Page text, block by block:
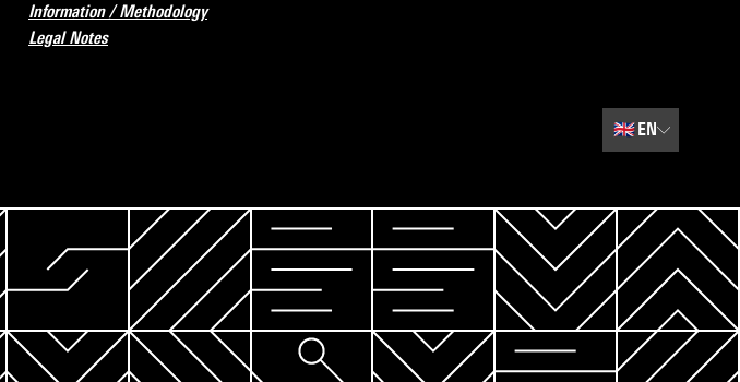
Information / Methodology
Legal Notes
🇬🇧EN